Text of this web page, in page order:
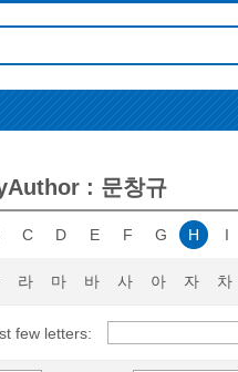
: 문창규
C D E F G H I
라 마 바 사 아 자 차
few letters: